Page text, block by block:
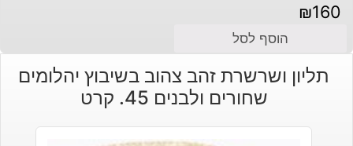
₪160
הוסף לסל
תליון ושרשרת זהב צהוב בשיבוץ יהלומים
שחורים ולבנים 45. קרט